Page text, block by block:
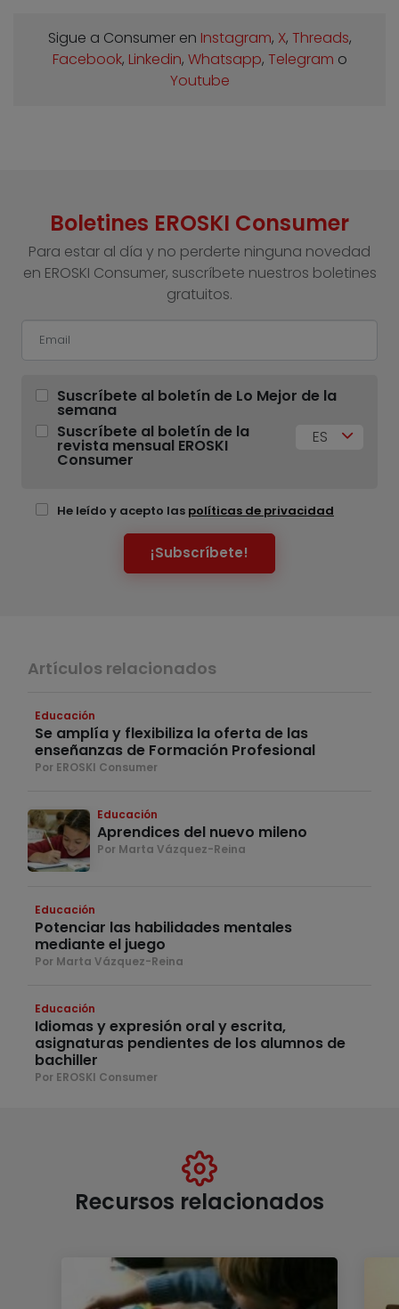
Sigue a Consumer en Instagram, X, Threads,
Facebook, Linkedin, Whatsapp, Telegram o
Youtube
Boletines EROSKI Consumer
Para estar al día y no perderte ninguna novedad
en EROSKI Consumer, suscríbete nuestros boletines
gratuitos.
Suscríbete al boletín de Lo Mejor de la
semana
Suscríbete al boletín de la
revista mensual EROSKI
Consumer
ES
He leído y acepto las políticas de privacidad
¡Subscríbete!
Artículos relacionados
Educación
Se amplía y flexibiliza la oferta de las
enseñanzas de Formación Profesional
Por EROSKI Consumer
Educación
Aprendices del nuevo mileno
Por Marta Vázquez-Reina
Educación
Potenciar las habilidades mentales
mediante el juego
Por Marta Vázquez-Reina
Educación
Idiomas y expresión oral y escrita,
asignaturas pendientes de los alumnos de
bachiller
Por EROSKI Consumer
Recursos relacionados